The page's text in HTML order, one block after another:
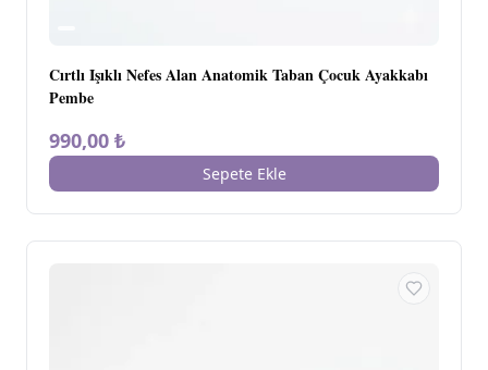
Cırtlı Işıklı Nefes Alan Anatomik Taban Çocuk Ayakkabı
Pembe
990,00 ₺
Sepete Ekle